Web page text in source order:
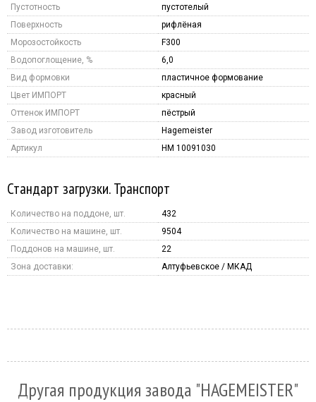
Пустотность
пустотелый
Поверхность
рифлёная
Морозостойкость
F300
Водопоглощение, %
6,0
Вид формовки
пластичное формование
Цвет ИМПОРТ
красный
Оттенок ИМПОРТ
пёстрый
Завод изготовитель
Hagemeister
Артикул
HM 10091030
Стандарт загрузки. Транспорт
Количество на поддоне, шт.
432
Количество на машине, шт.
9504
Поддонов на машине, шт.
22
Зона доставки:
Алтуфьевское / МКАД
Другая продукция завода "HAGEMEISTER"